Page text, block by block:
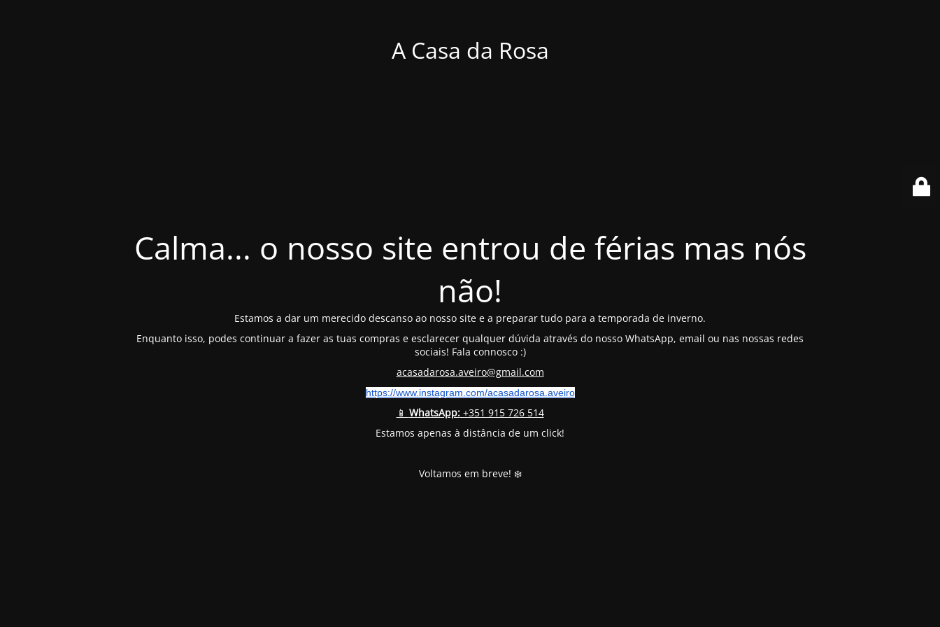
A Casa da Rosa
Calma... o nosso site entrou de férias mas nós
não!
Estamos a dar um merecido descanso ao nosso site e a preparar tudo para a temporada de inverno.
Enquanto isso, podes continuar a fazer as tuas compras e esclarecer qualquer dúvida através do nosso WhatsApp, email ou nas nossas redes
sociais! Fala connosco :)
acasadarosa.aveiro@gmail.com
https://www.instagram.com/acasadarosa.aveiro
📱 WhatsApp:+351 915 726 514
Estamos apenas à distância de um click!
Voltamos em breve! ❄️